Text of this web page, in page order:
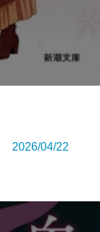
2026/04/22